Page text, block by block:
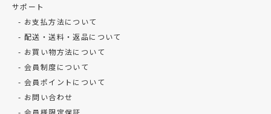
サポート
お支払方法について
配送・送料・返品について
お買い物方法について
会員制度について
会員ポイントについて
お問い合わせ
会員様限定保証